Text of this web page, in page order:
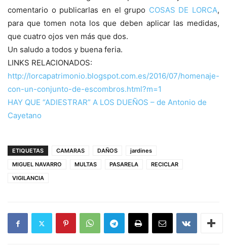
comentario o publicarlas en el grupo COSAS DE LORCA,
para que tomen nota los que deben aplicar las medidas,
que cuatro ojos ven más que dos.
Un saludo a todos y buena feria.
LINKS RELACIONADOS:
http://lorcapatrimonio.blogspot.com.es/2016/07/homenaje-
con-un-conjunto-de-escombros.html?m=1
HAY QUE “ADIESTRAR” A LOS DUEÑOS – de Antonio de
Cayetano
ETIQUETAS CAMARAS DAÑOS
jardines
MIGUEL NAVARRO
MULTAS PASARELA
RECICLAR
VIGILANCIA